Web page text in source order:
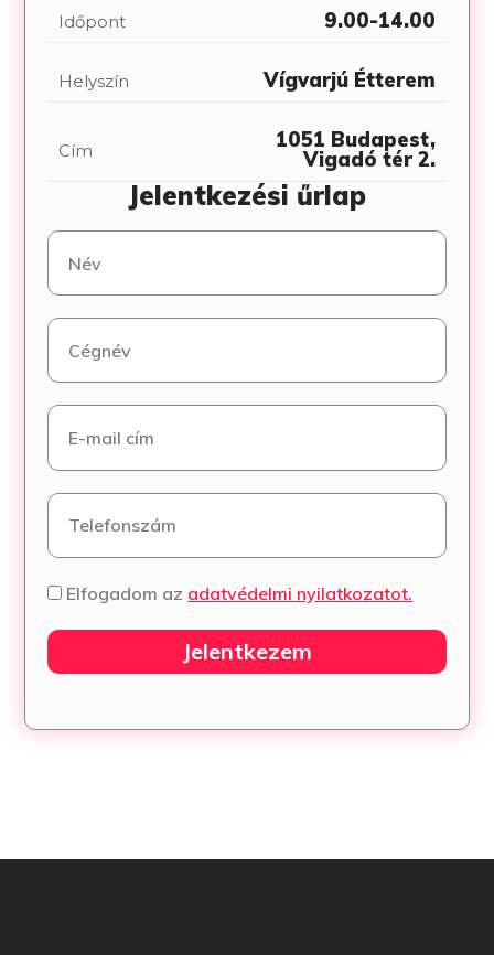
Időpont 9.00-14.00
Helyszín Vígvarjú Étterem
Cím 1051 Budapest,
Vigadó tér 2.
Jelentkezési űrlap
Elfogadom az adatvédelmi nyilatkozatot.
Jelentkezem